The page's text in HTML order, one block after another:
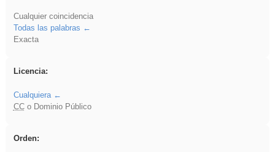
Cualquier coincidencia
Todas las palabras
Exacta
Licencia:
Cualquiera
CCo Dominio Público
Orden: